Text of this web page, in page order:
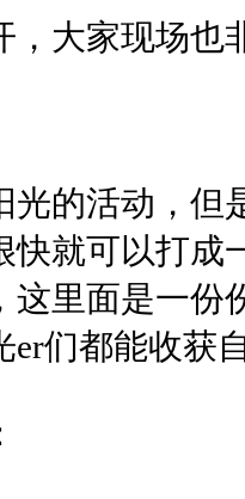
，大家现场也
光的活动，但
快就可以打成
这里面是一份
er们都能收获